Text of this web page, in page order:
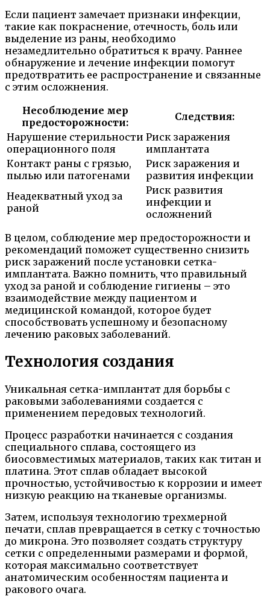
Если пациент замечает признаки инфекции,
такие как покраснение, отечность, боль или
выделение из раны, необходимо
незамедлительно обратиться к врачу. Раннее
обнаружение и лечение инфекции помогут
предотвратить ее распространение и связанные
с этим осложнения.
Несоблюдение мер
предосторожности:
Следствия:
Нарушение стерильности
операционного поля
Риск заражения
имплантата
Контакт раны с грязью,
пылью или патогенами
Риск заражения и
развития инфекции
Неадекватный уход за
раной
Риск развития
инфекции и
осложнений
В целом, соблюдение мер предосторожности и
рекомендаций поможет существенно снизить
риск заражений после установки сетка-
имплантата. Важно помнить, что правильный
уход за раной и соблюдение гигиены – это
взаимодействие между пациентом и
медицинской командой, которое будет
способствовать успешному и безопасному
лечению раковых заболеваний.
Технология создания
Уникальная сетка-имплантат для борьбы с
раковыми заболеваниями создается с
применением передовых технологий.
Процесс разработки начинается с создания
специального сплава, состоящего из
биосовместимых материалов, таких как титан и
платина. Этот сплав обладает высокой
прочностью, устойчивостью к коррозии и имеет
низкую реакцию на тканевые организмы.
Затем, используя технологию трехмерной
печати, сплав превращается в сетку с точностью
до микрона. Это позволяет создать структуру
сетки с определенными размерами и формой,
которая максимально соответствует
анатомическим особенностям пациента и
ракового очага.